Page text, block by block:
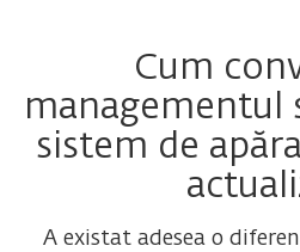
Cum
managementul
sistem de
A existat adesea o